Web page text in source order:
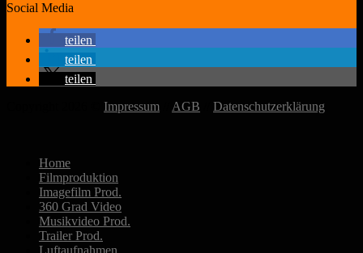
Social Media
teilen
teilen
teilen
Impressum AGB Datenschutzerklärung
Home
Filmproduktion
Imagefilm Prod.
360 Grad Video
Musikvideo Prod.
Trailer Prod.